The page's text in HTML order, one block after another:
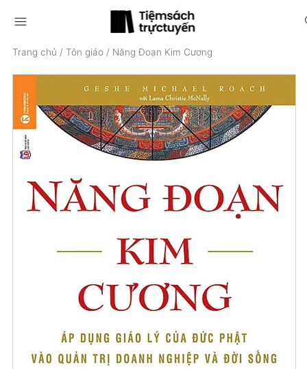
menu
Trang chủ / Tôn giáo/ Năng Đoạn Kim Cương